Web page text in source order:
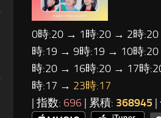
0時:20 → 1時:20 → 2時
時:19 → 9時:19 → 10時
時:20 → 16時:20 → 17時
時:17 → 23時:17
| 指数: 696 | 累積: 368945 |